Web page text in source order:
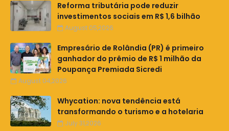
Reforma tributária pode reduzir
investimentos sociais em R$ 1,6 bilhão
August 05,2026
Empresário de Rolândia (PR) é primeiro
ganhador do prêmio de R$ 1 milhão da
Poupança Premiada Sicredi
August 04,2026
Whycation: nova tendência está
transformando o turismo e a hotelaria
July 31,2026